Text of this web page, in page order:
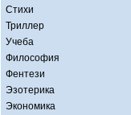
Стихи
Триллер
Учеба
Философия
Фентези
Эзотерика
Экономика